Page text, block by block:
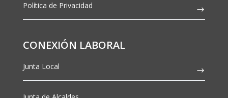
Política de Privacidad
CONEXIÓN LABORAL
Junta Local